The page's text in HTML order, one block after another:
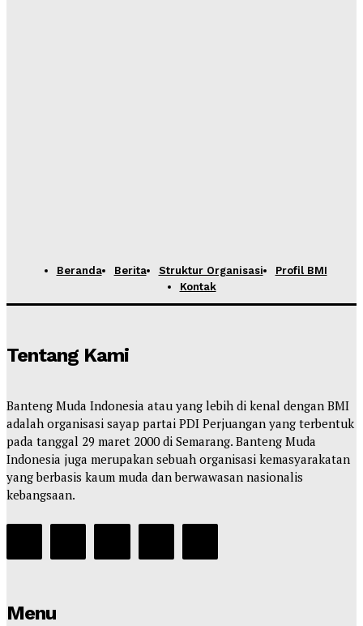
Beranda
Berita Struktur Organisasi
Profil BMI
Kontak
Tentang Kami
Banteng Muda Indonesia atau yang lebih di kenal dengan BMI
adalah organisasi sayap partai PDI Perjuangan yang terbentuk
pada tanggal 29 maret 2000 di Semarang. Banteng Muda
Indonesia juga merupakan sebuah organisasi kemasyarakatan
yang berbasis kaum muda dan berwawasan nasionalis
kebangsaan.
Menu